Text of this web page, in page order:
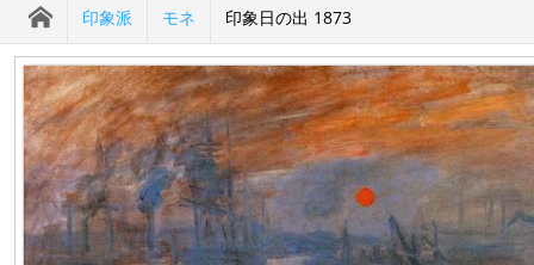
印象派 モネ 印象日の出 1873